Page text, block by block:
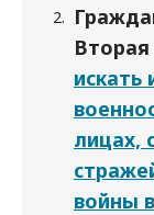
лицах,
войны